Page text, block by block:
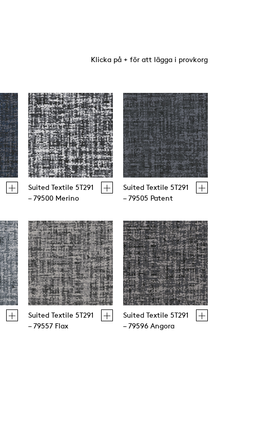
Klicka på + för att lägga i provkorg
Suited Textile 5T291
– 79500 Merino
Suited Textile 5T291
– 79505 Patent
Suited Textile 5T291
– 79557 Flax
Suited Textile 5T291
– 79596 Angora